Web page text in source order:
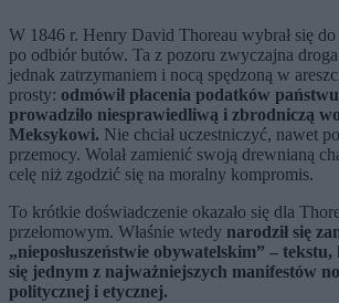
W 1846 r. Henry David Thoreau wybrał się do
po odbiór butów. Ta z pozoru zwyczajna droga
jednak zatrzymaniem i nocą spędzoną w
prosty: odmówił płacenia podatków
prowadziło niesprawiedliwą i zbrodniczą
Meksykowi. Nie chciał uczestniczyć, nawet
przemocy. Wolał zamienić swoją drewnianą
celę niż zgodzić się na moralny kompromis.
To krótkie doświadczenie okazało się dla
przełomowym. Właśnie wtedy narodził się
„nieposłuszeństwie obywatelskim” – tekstu,
się jednym z najważniejszych manifestów
politycznej i etycznej.